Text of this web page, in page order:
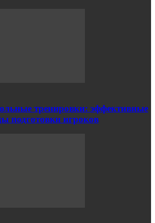
тренировки: эффективные
подготовки игроков